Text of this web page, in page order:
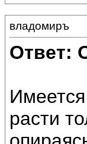
владомиръ
Ответ:
расти